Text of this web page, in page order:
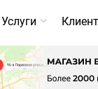
Услуги